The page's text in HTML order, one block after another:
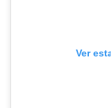
Ver